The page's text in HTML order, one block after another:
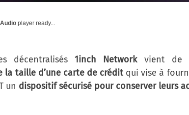
player ready...
décentralisés1inch Networkvient de
taille d’une carte de crédit qui vise à
un dispositif sécurisé pour conserver leurs